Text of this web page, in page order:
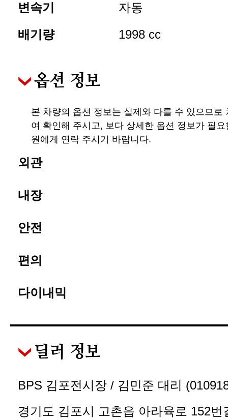
변속기
자동
배기량
1998 cc
옵션 정보
본 차량의 옵션 정보는 실제와 다를 수 있으므로
여 확인해 주시고, 보다 상세한 옵션 정보가 필
원에게 연락 주시기 바랍니다.
외관
내장
안전
편의
다이내믹
딜러 정보
BPS 김포전시장 / 김민준 대리 (
경기도 김포시 고촌읍 아라육로 152번